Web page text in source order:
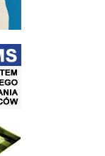
mieszkańców SISMS